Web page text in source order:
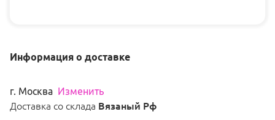
Информация о доставке
г. Москва Изменить
Доставка со склада Вязаный Рф